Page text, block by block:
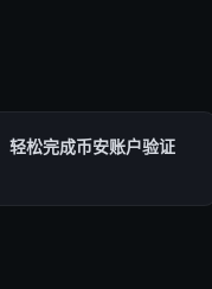
轻松完成币安账户验证